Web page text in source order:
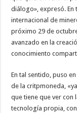
diálogo», expresó. En
internacional de
próximo 29 de
avanzado en la
conocimiento
En tal sentido, puso
de la critpmoneda,
que tiene que ver con
tecnología propia,